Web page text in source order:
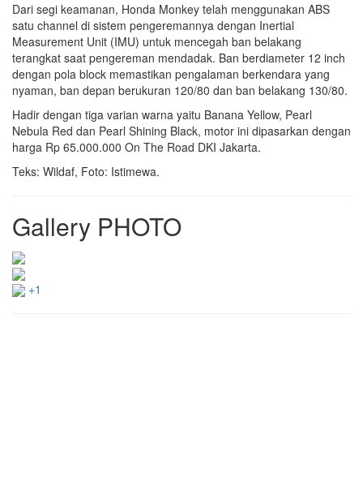
Dari segi keamanan, Honda Monkey telah menggunakan ABS
satu channel di sistem pengeremannya dengan Inertial
Measurement Unit (IMU) untuk mencegah ban belakang
terangkat saat pengereman mendadak. Ban berdiameter 12 inch
dengan pola block memastikan pengalaman berkendara yang
nyaman, ban depan berukuran 120/80 dan ban belakang 130/80.
Hadir dengan tiga varian warna yaitu Banana Yellow, Pearl
Nebula Red dan Pearl Shining Black, motor ini dipasarkan dengan
harga Rp 65.000.000 On The Road DKI Jakarta.
Teks: Wildaf, Foto: Istimewa.
Gallery PHOTO
+1